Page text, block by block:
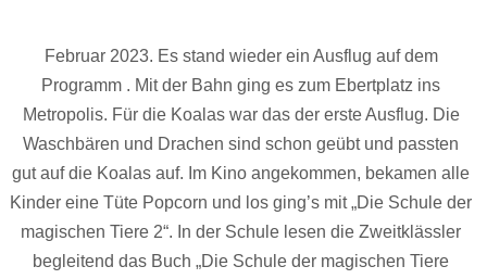
Februar 2023. Es stand wieder ein Ausflug auf dem
Programm . Mit der Bahn ging es zum Ebertplatz ins
Metropolis. Für die Koalas war das der erste Ausflug. Die
Waschbären und Drachen sind schon geübt und passten
gut auf die Koalas auf. Im Kino angekommen, bekamen alle
Kinder eine Tüte Popcorn und los ging’s mit „Die Schule der
magischen Tiere 2“. In der Schule lesen die Zweitklässler
begleitend das Buch „Die Schule der magischen Tiere